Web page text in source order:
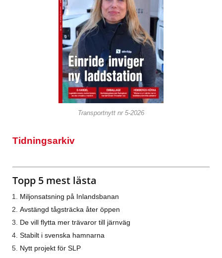
Transportnytt nr 5-2026
Tidningsarkiv
Topp 5 mest lästa
Miljonsatsning på Inlandsbanan
Avstängd tågsträcka åter öppen
De vill flytta mer trävaror till järnväg
Stabilt i svenska hamnarna
Nytt projekt för SLP